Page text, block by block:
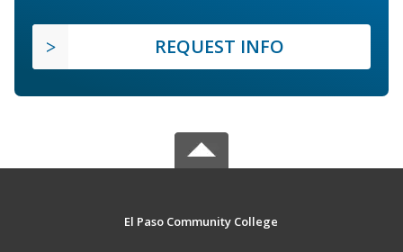
REQUEST INFO
El Paso Community College